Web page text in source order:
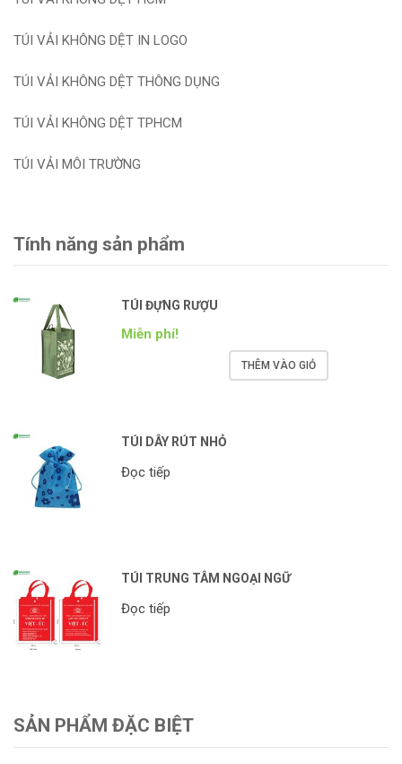
TÚI VẢI KHÔNG DỆT IN LOGO
TÚI VẢI KHÔNG DỆT THÔNG DỤNG
TÚI VẢI KHÔNG DỆT TPHCM
TÚI VẢI MÔI TRƯỜNG
Tính năng sản phẩm
TÚI ĐỰNG RƯỢU
Miễn phí!
THÊM VÀO GIỎ
TÚI DÂY RÚT NHỎ
Đọc tiếp
TÚI TRUNG TÂM NGOẠI NGỮ
Đọc tiếp
SẢN PHẨM ĐẶC BIỆT